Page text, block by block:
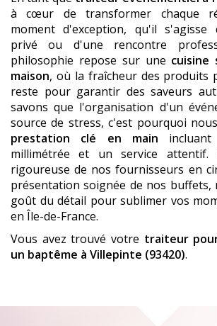
à cœur de transformer chaque
moment d'exception, qu'il s'agisse
privé ou d'une rencontre
philosophie repose sur une
maison, où la fraîcheur des produits
reste pour garantir des saveurs
savons que l'organisation d'un
source de stress, c'est pourquoi
prestation clé en main
millimétrée et un service attentif.
rigoureuse de nos fournisseurs en
présentation soignée de nos buffets,
goût du détail pour sublimer vos
en Île-de-France.
Vous avez trouvé votre traiteur
un baptême à Villepinte (93420).